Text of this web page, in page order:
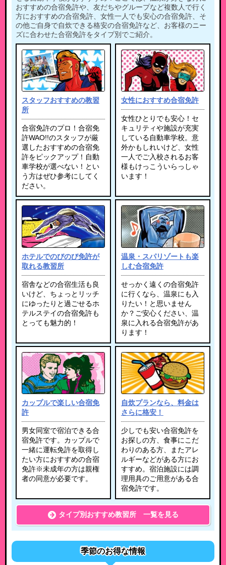
おすすめの合宿免許や、友だちやグループなど複数人で行く
方におすすめの合宿免許、女性一人でも安心の合宿免許、そ
の他ご自身で自炊できる格安の合宿免許など、お客様のニー
ズに合わせた合宿免許をタイプ別でご紹介。
スタッフおすすめの教習
所
合宿免許のプロ！合宿免
許WAO!!のスタッフが厳
選したおすすめの合宿免
許をピックアップ！自動
車学校が選べない！とい
う方はぜひ参考にしてく
ださい。
女性におすすめ合宿免許
女性ひとりでも安心！セ
キュリティや施設が充実
している自動車学校。意
外かもしれいけど、女性
一人でご入校されるお客
様もけっこういらっしゃ
います！
ホテルでのびのび免許が
取れる教習所
宿舎などの合宿生活も良
いけど、ちょっとリッチ
にゆったりと過ごせるホ
テルステイの合宿免許も
とっても魅力的！
温泉・スパリゾートも楽
しむ合宿免許
せっかく遠くの合宿免許
に行くなら、温泉にも入
りたい！と思いません
か？ご安心ください、温
泉に入れる合宿免許があ
ります！
カップルで楽しい合宿免
許
男女同室で宿泊できる合
宿免許です。カップルで
一緒に運転免許を取得し
たい方におすすめの合宿
免許※未成年の方は親権
者の同意が必要です。
自炊プランなら、料金は
さらに格安！
少しでも安い合宿免許を
お探しの方、食事にこだ
わりのある方、またアレ
ルギーなどがある方にお
すすめ。宿泊施設には調
理用具のご用意がある合
宿免許です。
タイプ別おすすめ教習所 一覧を見る
季節のお得な情報